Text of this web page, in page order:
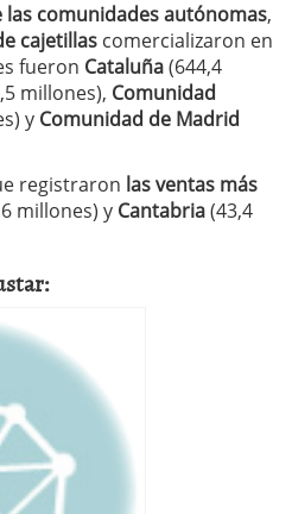
las comunidades autónomas,
cajetillas comercializaron en
fueron Cataluña(644,4
millones), Comunidad
y Comunidad de Madrid
registraron las ventas más
millones) y Cantabria(43,4